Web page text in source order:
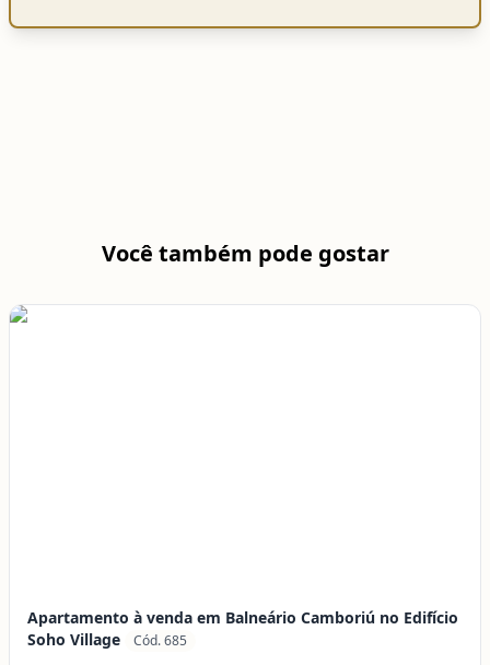
Você também pode gostar
Apartamento à venda em Balneário Camboriú no Edifício
Soho Village
Cód. 685